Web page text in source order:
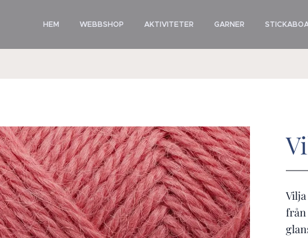
HEM WEBBSHOP AKTIVITETER GARNER
från